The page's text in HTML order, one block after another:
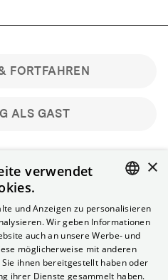
ALS GAST
FORTFAHREN
sind nicht stornierbar.
bis zu 90 min vor Filmbeginn
Vorstellungen.
an, um deine Benefits
ENGLISH
×
verwendet
und Anzeigen zu personalisieren
Wir geben Informationen
auch an unsere Werbe- und
möglicherweise mit anderen
ihnen bereitgestellt haben oder
ihrer Dienste gesammelt haben.